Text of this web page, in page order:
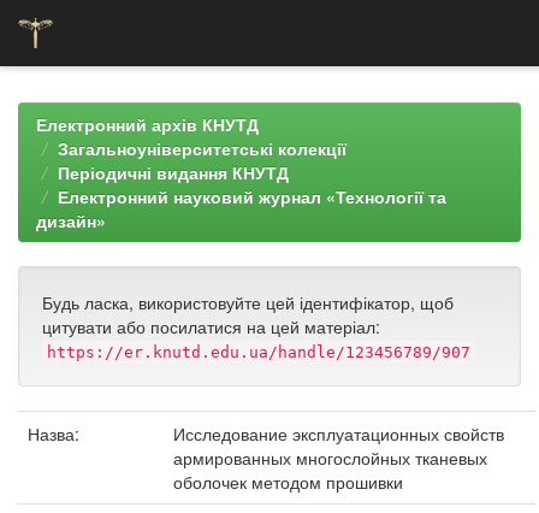
navigationЕлектронний архів КНУТД
Загальноуніверситетські колекції
Періодичні видання КНУТД
Електронний науковий журнал «Технології та
дизайн»
Будь ласка, використовуйте цей ідентифікатор, щоб
цитувати або посилатися на цей матеріал:
https://er.knutd.edu.ua/handle/123456789/907
Назва:
Исследование эксплуатационных свойств
армированных многослойных тканевых
оболочек методом прошивки